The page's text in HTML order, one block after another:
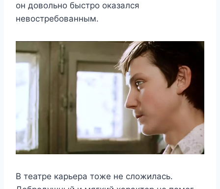
он довольно быстро оказался
невостребованным.
В театре карьера тоже не сложилась.